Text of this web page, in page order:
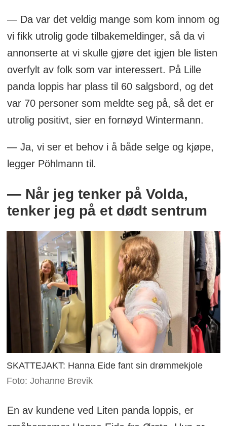
— Da var det veldig mange som kom innom og
vi fikk utrolig gode tilbakemeldinger, så da vi
annonserte at vi skulle gjøre det igjen ble listen
overfylt av folk som var interessert. På Lille
panda loppis har plass til 60 salgsbord, og det
var 70 personer som meldte seg på, så det er
utrolig positivt, sier en fornøyd Wintermann.
— Ja, vi ser et behov i å både selge og kjøpe,
legger Pöhlmann til.
— Når jeg tenker på Volda,
tenker jeg på et dødt sentrum
SKATTEJAKT: Hanna Eide fant sin drømmekjole
Foto: Johanne Brevik
En av kundene ved Liten panda loppis, er